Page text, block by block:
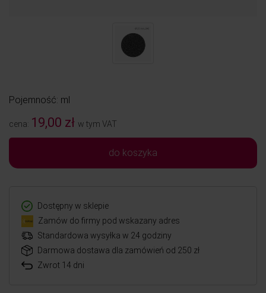
Pojemność: ml
cena: 19,00 zł w tym VAT
do koszyka
Dostępny w sklepie
Zamów do firmy pod wskazany adres
Standardowa wysyłka w 24 godziny
Darmowa dostawa dla zamówień od 250 zł
Zwrot 14 dni